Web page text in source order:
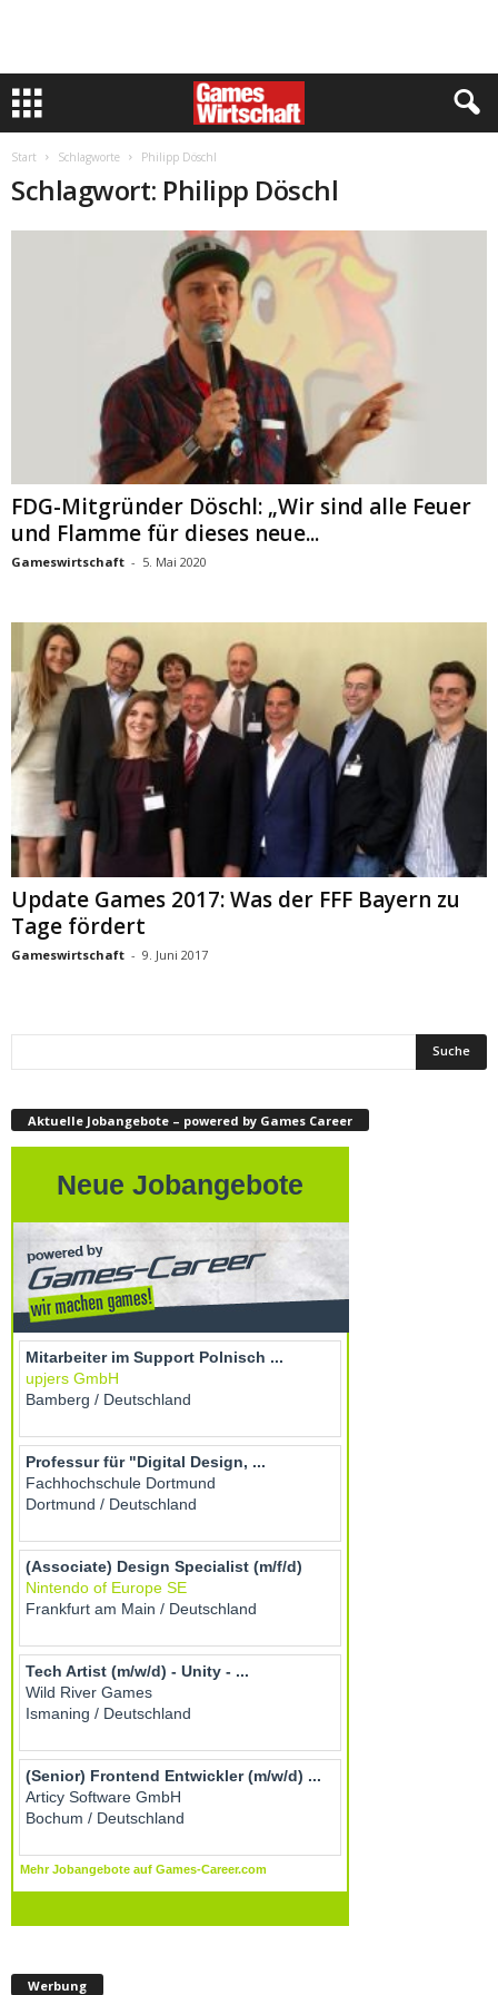
Start Schlagworte Philipp Döschl
Schlagwort: Philipp Döschl
FDG-Mitgründer Döschl: „Wir sind alle Feuer
und Flamme für dieses neue...
Gameswirtschaft - 5. Mai 2020
Update Games 2017: Was der FFF Bayern zu
Tage fördert
Gameswirtschaft - 9. Juni 2017
Aktuelle Jobangebote – powered by Games Career
Werbung